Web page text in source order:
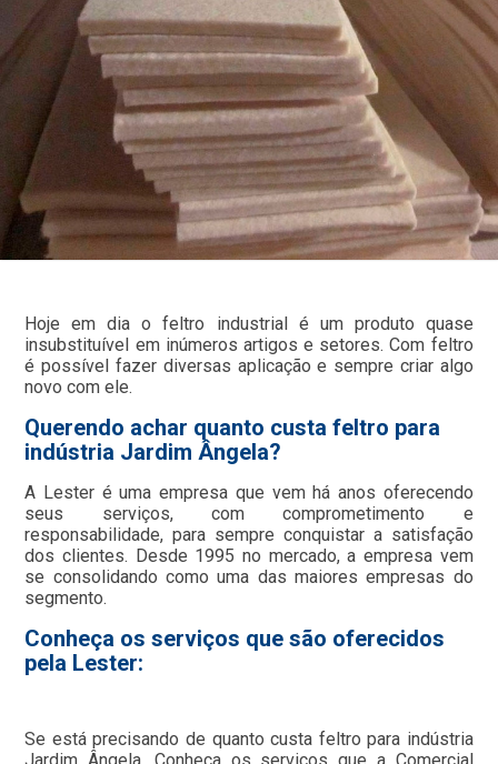
Hoje em dia o feltro industrial é um produto quase
insubstituível em inúmeros artigos e setores. Com feltro
é possível fazer diversas aplicação e sempre criar algo
novo com ele.
Querendo achar quanto custa feltro para
indústria Jardim Ângela?
A Lester é uma empresa que vem há anos oferecendo
seus serviços, com comprometimento e
responsabilidade, para sempre conquistar a satisfação
dos clientes. Desde 1995 no mercado, a empresa vem
se consolidando como uma das maiores empresas do
segmento.
Conheça os serviços que são oferecidos
pela Lester:
Se está precisando de quanto custa feltro para indústria